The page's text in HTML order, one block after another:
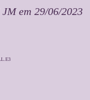
em 29/06/2023